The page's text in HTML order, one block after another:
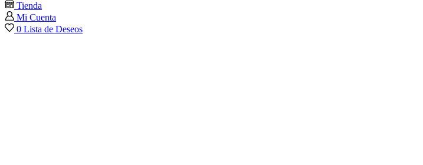
Tienda
Mi Cuenta
0 Lista de Deseos